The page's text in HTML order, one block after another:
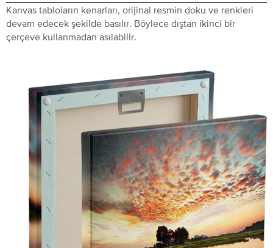
Kanvas tabloların kenarları, orijinal resmin doku ve renkleri
devam edecek şekilde basılır. Böylece dıştan ikinci bir
çerçeve kullanmadan asılabilir.